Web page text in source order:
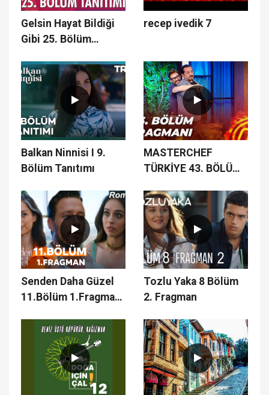
Gelsin Hayat Bildiği
Gibi 25. Bölüm
recep ivedik 7
Balkan Ninnisi I 9.
Bölüm Tanıtımı
MASTERCHEF
TÜRKİYE 43. BÖLÜM
BEŞİNCİ İSİM KİM
OLACAK?
Senden Daha Güzel
11.Bölüm 1.Fragman
Tine 11. Rpisodul
1.Trailer
Tozlu Yaka 8 Bölüm
2. Fragman